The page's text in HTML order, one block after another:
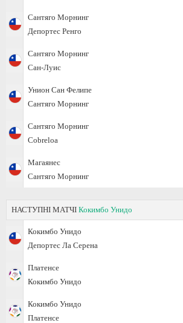
Сантяго Морнинг
Депортес Ренго
Сантяго Морнинг
Сан-Луис
Унион Сан Фелипе
Сантяго Морнинг
Сантяго Морнинг
Cobreloa
Магаянес
Сантяго Морнинг
НАСТУПНІ МАТЧІ Кокимбо Унидо
Кокимбо Унидо
Депортес Ла Серена
Платенсе
Кокимбо Унидо
Кокимбо Унидо
Платенсе